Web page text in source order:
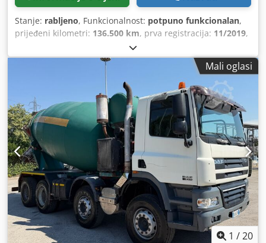
Stanje: rabljeno, Funkcionalnost: potpuno funkcionalan,
prijeđeni kilometri: 136.500 km, prva registracija: 11/2019,
Mali oglasi
1 /20